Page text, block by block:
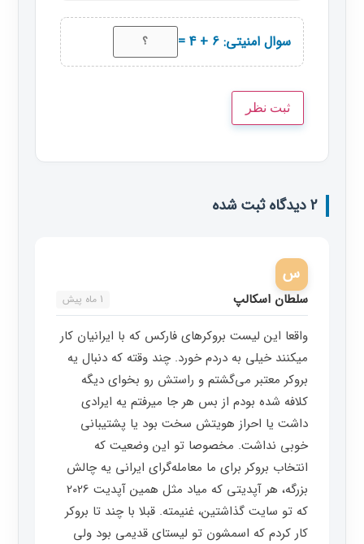
سوال امنیتی: 6 + 4 =
2 دیدگاه ثبت شده
س
سلطان اسکالپ 1 ماه پیش
واقعا این لیست بروکرهای فارکس که با ایرانیان کار
میکنند خیلی به دردم خورد. چند وقته که دنبال یه
بروکر معتبر می‌گشتم و راستش رو بخوای دیگه
کلافه شده بودم از بس هر جا میرفتم یه ایرادی
داشت یا احراز هویتش سخت بود یا پشتیبانی
خوبی نداشت. مخصوصا تو این وضعیت که
انتخاب بروکر برای ما معامله‌گرای ایرانی یه چالش
بزرگه، هر آپدیتی که میاد مثل همین آپدیت 2026
که تو سایت گذاشتین، غنیمته. قبلا با چند تا بروکر
کار کردم که اسمشون تو لیستای قدیمی بود ولی